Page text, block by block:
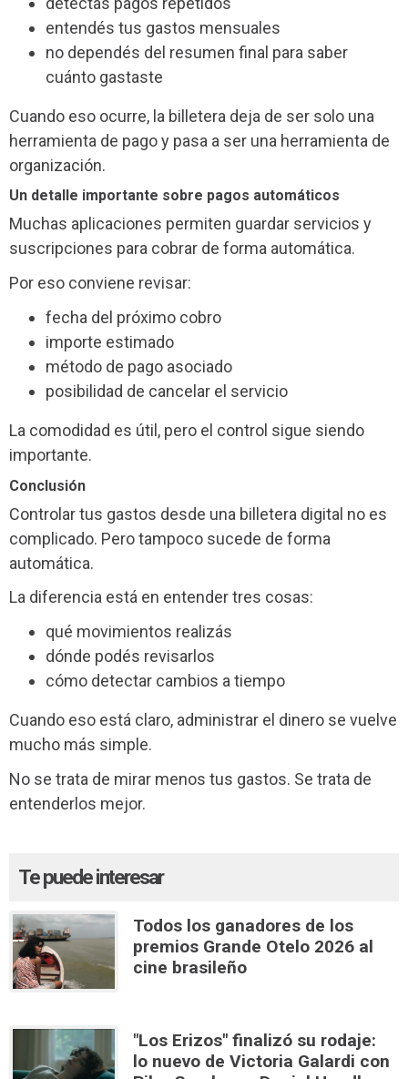
entendés tus gastos mensuales
no dependés del resumen final para saber
cuánto gastaste
Cuando eso ocurre, la billetera deja de ser solo una
herramienta de pago y pasa a ser una herramienta de
organización.
Un detalle importante sobre pagos automáticos
Muchas aplicaciones permiten guardar servicios y
suscripciones para cobrar de forma automática.
Por eso conviene revisar:
fecha del próximo cobro
importe estimado
método de pago asociado
posibilidad de cancelar el servicio
La comodidad es útil, pero el control sigue siendo
importante.
Conclusión
Controlar tus gastos desde una billetera digital no es
complicado. Pero tampoco sucede de forma
automática.
La diferencia está en entender tres cosas:
qué movimientos realizás
dónde podés revisarlos
cómo detectar cambios a tiempo
Cuando eso está claro, administrar el dinero se vuelve
mucho más simple.
No se trata de mirar menos tus gastos. Se trata de
entenderlos mejor.
Te puede interesar
Todos los ganadores de los
premios Grande Otelo 2026 al
cine brasileño
"Los Erizos" finalizó su rodaje:
lo nuevo de Victoria Galardi con